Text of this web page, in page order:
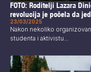
FOTO: Roditelji Lazara
revolucija je počela da
23/03/2025
Nakon nekoliko
studenta i aktivistu...